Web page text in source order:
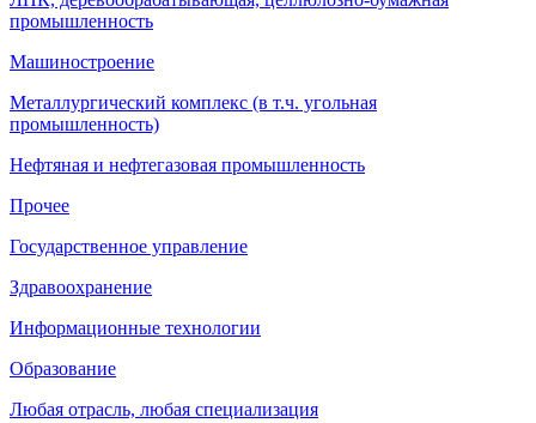
промышленность
Машиностроение
Металлургический комплекс (в т.ч. угольная
промышленность)
Нефтяная и нефтегазовая промышленность
Прочее
Государственное управление
Здравоохранение
Информационные технологии
Образование
Любая отрасль, любая специализация